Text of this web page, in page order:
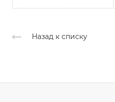
Назад к списку